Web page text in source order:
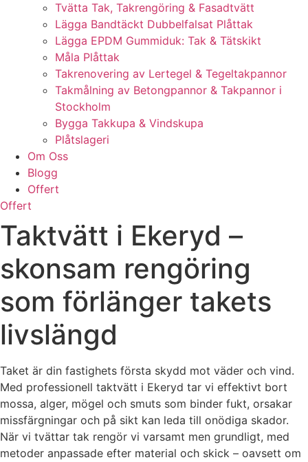
Tvätta Tak, Takrengöring & Fasadtvätt
Lägga Bandtäckt Dubbelfalsat Plåttak
Lägga EPDM Gummiduk: Tak & Tätskikt
Måla Plåttak
Takrenovering av Lertegel & Tegeltakpannor
Takmålning av Betongpannor & Takpannor i
Stockholm
Bygga Takkupa & Vindskupa
Plåtslageri
Om Oss
Blogg
Offert
Offert
Taktvätt i Ekeryd –
skonsam rengöring
som förlänger takets
livslängd
Taket är din fastighets första skydd mot väder och vind.
Med professionell taktvätt i Ekeryd tar vi effektivt bort
mossa, alger, mögel och smuts som binder fukt, orsakar
missfärgningar och på sikt kan leda till onödiga skador.
När vi tvättar tak rengör vi varsamt men grundligt, med
metoder anpassade efter material och skick – oavsett om